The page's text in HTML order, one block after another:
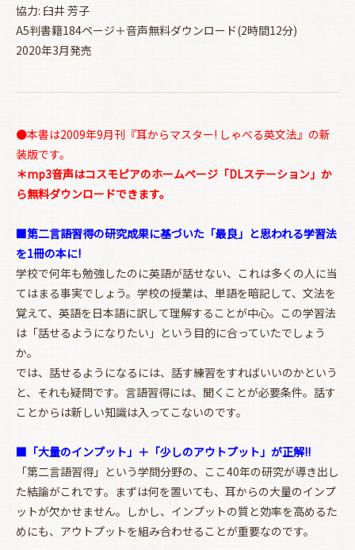
協力: 臼井 芳子
A5判書籍184ページ＋音声無料ダウンロード(2時間12分)
2020年3月発売
●本書は2009年9月刊『耳からマスター! しゃべる英文法』の新
装版です。
＊mp3音声はコスモピアのホームページ「DLステーション」か
ら無料ダウンロードできます。
■第二言語習得の研究成果に基づいた「最良」と思われる学習法
を1冊の本に!
学校で何年も勉強したのに英語が話せない、これは多くの人に当
てはまる事実でしょう。学校の授業は、単語を暗記して、文法を
覚えて、英語を日本語に訳して理解することが中心。この学習法
は「話せるようになりたい」という目的に合っていたでしょう
か。
では、話せるようになるには、話す練習をすればいいのかという
と、それも疑問です。言語習得には、聞くことが必要条件。話す
ことからは新しい知識は入ってこないのです。
■「大量のインプット」＋「少しのアウトプット」が正解!!
「第二言語習得」という学問分野の、ここ40年の研究が導き出し
た結論がこれです。まずは何を置いても、耳からの大量のインプ
ットが欠かせません。しかし、インプットの質と効率を高めるた
めにも、アウトプットを組み合わせることが重要なのです。